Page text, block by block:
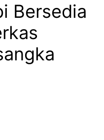
Bersedia